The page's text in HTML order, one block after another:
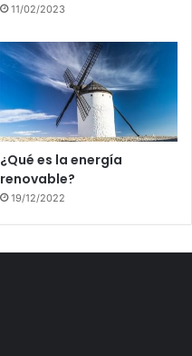
11/02/2023
¿Qué es la energía
renovable?
19/12/2022